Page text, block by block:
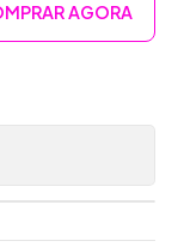
AGORA